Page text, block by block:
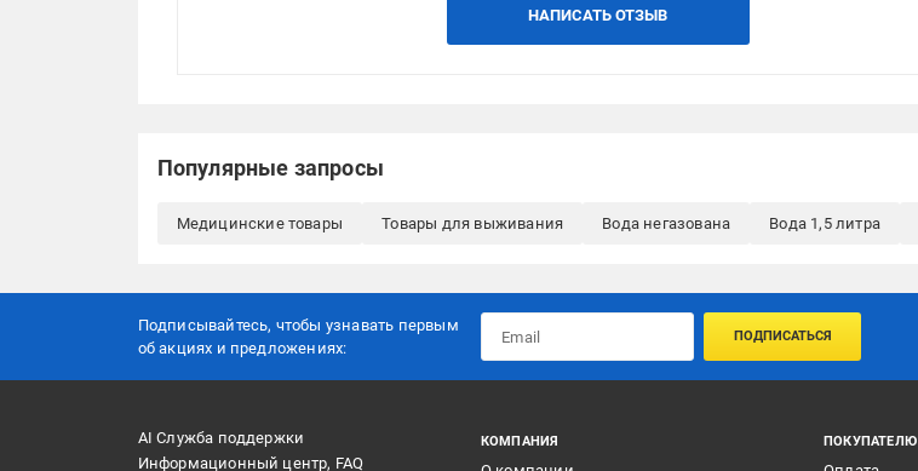
НАПИСАТЬ ОТЗЫВ
Популярные запросы
Медицинские товары Товары для выживания Вода негазована Вода 1,5 литра
Подписывайтесь, чтобы узнавать первым
об акцияx и предложениях:
ПОДПИСАТЬСЯ
AI Служба поддержки
Информационный центр, FAQ
КОМПАНИЯ ПОКУПАТЕЛЮ